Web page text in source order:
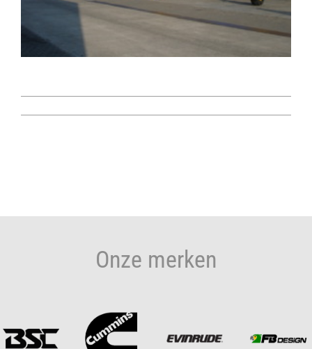
Onze merken